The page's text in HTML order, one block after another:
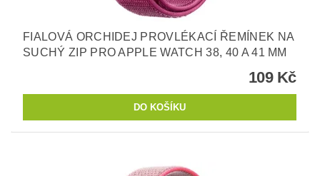
FIALOVÁ ORCHIDEJ PROVLÉKACÍ ŘEMÍNEK NA
SUCHÝ ZIP PRO APPLE WATCH 38, 40 A 41 MM
109 Kč